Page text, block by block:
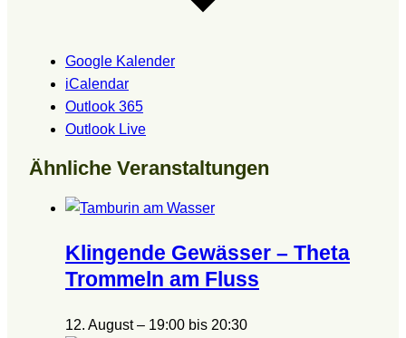
Google Kalender
iCalendar
Outlook 365
Outlook Live
Ähnliche Veranstaltungen
Klingende Gewässer – Theta
Trommeln am Fluss
12. August – 19:00 bis 20:30